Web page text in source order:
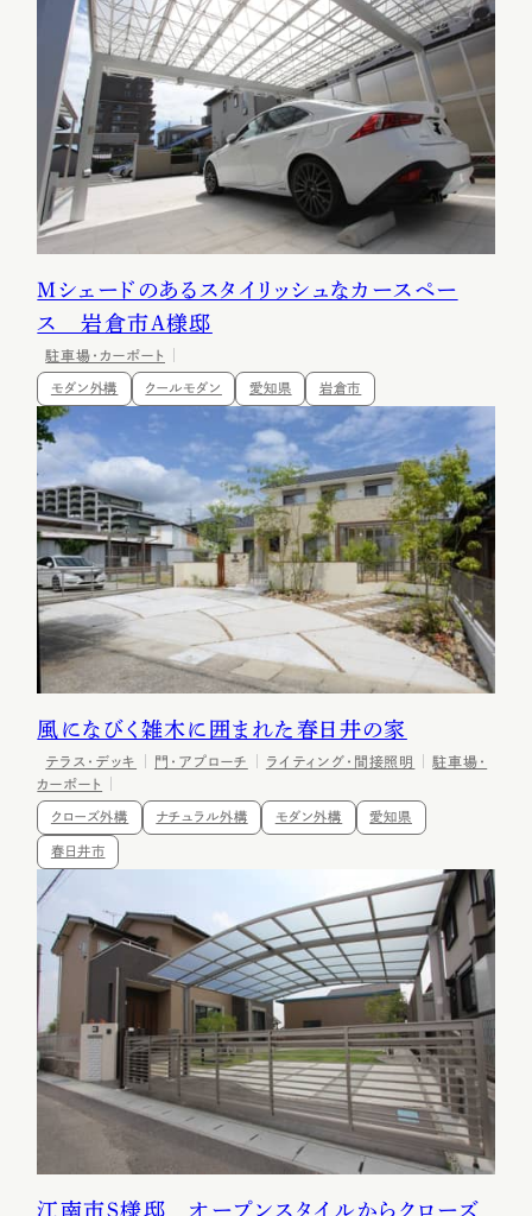
Ｍシェードのあるスタイリッシュなカースペー
ス 岩倉市Ａ様邸
駐車場・カーポート
モダン外構 クールモダン 愛知県 岩倉市
風になびく雑木に囲まれた春日井の家
テラス・デッキ 門・アプローチ ライティング・間接照明
駐車場・
カーポート
クローズ外構 ナチュラル外構 モダン外構 愛知県
春日井市
江南市Ｓ様邸 オープンスタイルからクローズ